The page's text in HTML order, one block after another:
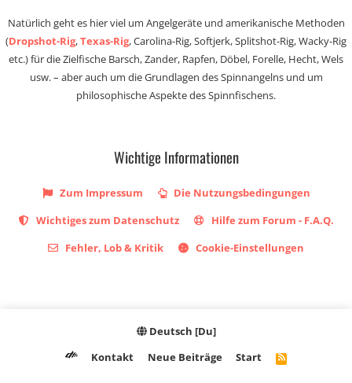
Natürlich geht es hier viel um Angelgeräte und amerikanische Methoden
(Dropshot-Rig,Texas-Rig, Carolina-Rig, Softjerk, Splitshot-Rig, Wacky-Rig
etc.) für die Zielfische Barsch, Zander, Rapfen, Döbel, Forelle, Hecht, Wels
usw. – aber auch um die Grundlagen des Spinnangelns und um
philosophische Aspekte des Spinnfischens.
Wichtige Informationen
Zum Impressum
Die Nutzungsbedingungen
Wichtiges zum Datenschutz
Hilfe zum Forum - F.A.Q.
Fehler, Lob & Kritik
Cookie-Einstellungen
Deutsch [Du]
Kontakt
Neue Beiträge Start
R